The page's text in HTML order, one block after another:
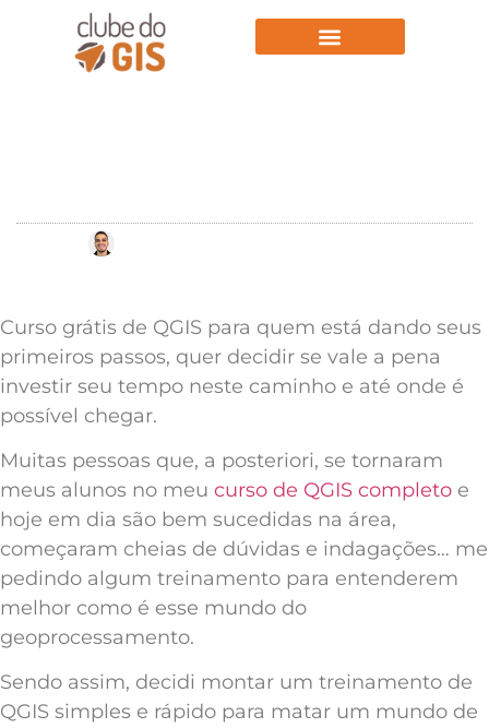
Curso grátis de QGIS para quem está dando seus
primeiros passos, quer decidir se vale a pena
investir seu tempo neste caminho e até onde é
possível chegar.
Muitas pessoas que, a posteriori, se tornaram
meus alunos no meu curso de QGIS completo e
hoje em dia são bem sucedidas na área,
começaram cheias de dúvidas e indagações… me
pedindo algum treinamento para entenderem
melhor como é esse mundo do
geoprocessamento.
Sendo assim, decidi montar um treinamento de
QGIS simples e rápido para matar um mundo de